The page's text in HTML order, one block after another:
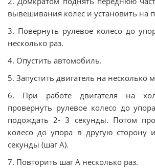
вывешивания колес и установить на
3. Повернуть рулевое колесо до
несколько раз.
4. Опустить автомобиль.
5. Запустить двигатель на несколько
6. При работе двигателя на
провернуть рулевое колесо до
подождать 2- 3 секунды. Потом
колесо до упора в другую сторону
секунды (шаг А).
7. Повторить шаг А несколько раз.